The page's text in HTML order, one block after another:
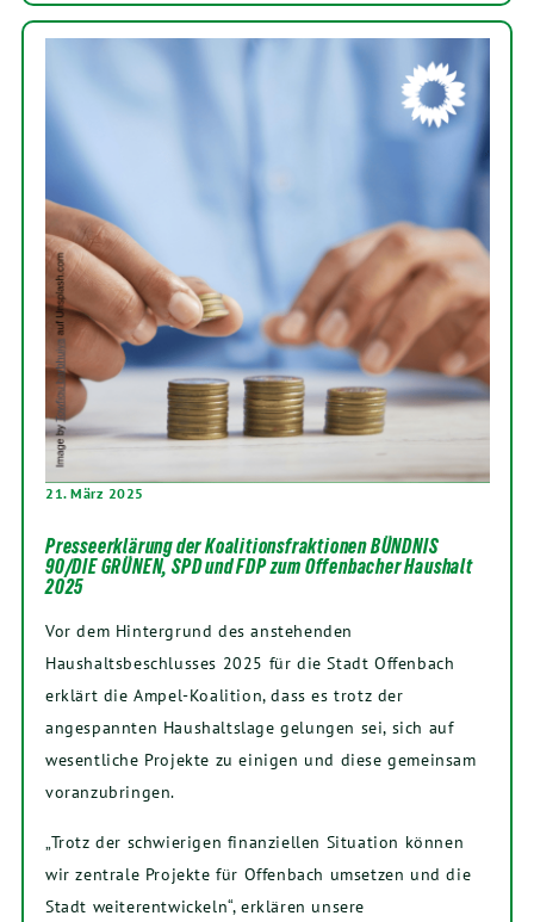
21. März 2025
Presseerklärung der Koalitionsfraktionen BÜNDNIS
90/DIE GRÜNEN, SPD und FDP zum Offenbacher Haushalt
2025
Vor dem Hintergrund des anstehenden
Haushaltsbeschlusses 2025 für die Stadt Offenbach
erklärt die Ampel-Koalition, dass es trotz der
angespannten Haushaltslage gelungen sei, sich auf
wesentliche Projekte zu einigen und diese gemeinsam
voranzubringen.
„Trotz der schwierigen finanziellen Situation können
wir zentrale Projekte für Offenbach umsetzen und die
Stadt weiterentwickeln“, erklären unsere